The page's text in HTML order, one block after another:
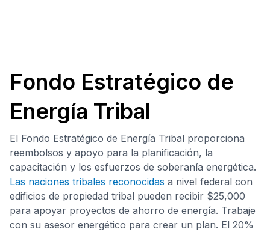
Fondo Estratégico de
Energía Tribal
El Fondo Estratégico de Energía Tribal proporciona
reembolsos y apoyo para la planificación, la
capacitación y los esfuerzos de soberanía energética.
Las naciones tribales reconocidas a nivel federal con
edificios de propiedad tribal pueden recibir $25,000
para apoyar proyectos de ahorro de energía. Trabaje
con su asesor energético para crear un plan. El 20%